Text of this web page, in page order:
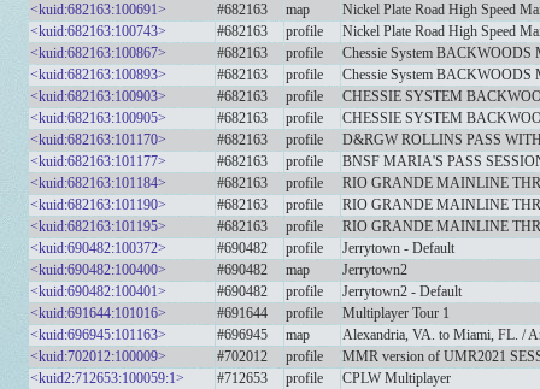
<kuid:682163:100691>
#682163 map
Nickel Plate Road High Speed
<kuid:682163:100743>
#682163 profile
Nickel Plate Road High Speed
<kuid:682163:100867>
#682163 profile
Chessie System BACKWOODS
<kuid:682163:100893>
#682163 profile
Chessie System BACKWOODS
<kuid:682163:100903>
#682163 profile
CHESSIE SYSTEM
<kuid:682163:100905>
#682163 profile
CHESSIE SYSTEM
<kuid:682163:101170>
#682163 profile
D&RGW ROLLINS PASS
<kuid:682163:101177>
#682163 profile
BNSF MARIA'S PASS
<kuid:682163:101184>
#682163 profile
RIO GRANDE MAINLINE
<kuid:682163:101190>
#682163 profile
RIO GRANDE MAINLINE
<kuid:682163:101195>
#682163 profile
RIO GRANDE MAINLINE
<kuid:690482:100372>
#690482 profile
Jerrytown - Default
<kuid:690482:100400>
#690482 map
Jerrytown2
<kuid:690482:100401>
#690482 profile
Jerrytown2 - Default
<kuid:691644:101016>
#691644 profile
Multiplayer Tour 1
<kuid:696945:101163>
#696945 map
Alexandria, VA. to Miami, FL. /
<kuid:702012:100009>
#702012 profile
MMR version of UMR2021
<kuid2:712653:100059:1>
#712653 profile
CPLW Multiplayer